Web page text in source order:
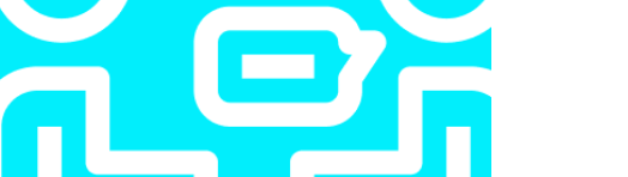
от 2600 ₽ Заказать
Заказать